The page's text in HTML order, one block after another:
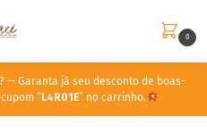
0
? — Garanta já seu desconto de boas-
“ L4R01E” no carrinho.